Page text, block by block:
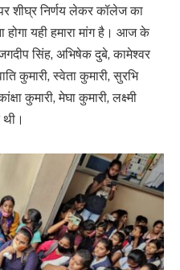
शीघ्र निर्णय लेकर कॉलेज का
होगा यही हमारा मांग है। आज के
सिंह, अभिषेक दुबे, कामेश्वर
कुमारी, स्वेता कुमारी, सुरभि
कुमारी, मेघा कुमारी, लक्ष्मी